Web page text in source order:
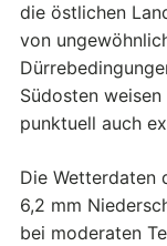
die östlichen
von
Südosten
punktuell auch
Die Wetterdaten
6,2 mm
bei moderaten